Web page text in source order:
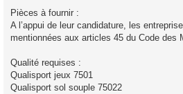
Pièces à fournir :
A l’appui de leur candidature, les
mentionnées aux articles 45 du Code des
Qualité requises :
Qualisport jeux 7501
Qualisport sol souple 75022